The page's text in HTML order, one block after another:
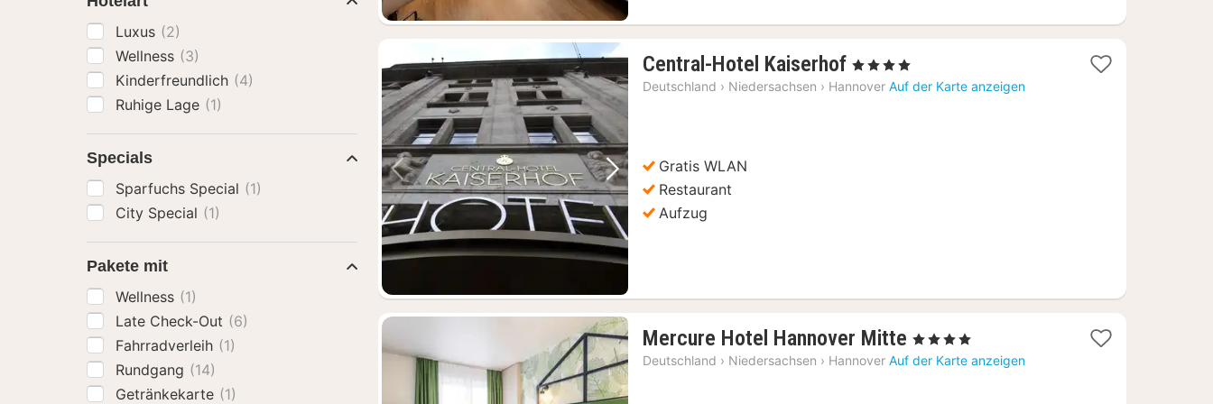
Vorheriges Bild Nächstes Bild
Central-Hotel Kaiserhof 1
Nacht
, 4 Sterne
Deutschland › Niedersachsen › Hannover Auf der Karte anzeigen
Gratis WLAN
Restaurant
Aufzug
Mercure Hotel Hannover Mitte 1
Nacht
, 4 Sterne
Deutschland › Niedersachsen › Hannover Auf der Karte anzeigen
Luxus (2)
Wellness (3)
Kinderfreundlich (4)
Ruhige Lage (1)
Specials
Sparfuchs Special (1)
City Special (1)
Pakete mit
Wellness (1)
Late Check-Out (6)
Fahrradverleih (1)
Rundgang (14)
Getränkekarte (1)